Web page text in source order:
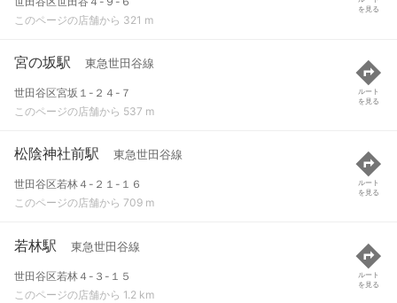
このページの店舗から 321 m
を見る
宮の坂駅 東急世田谷線
世田谷区宮坂１-２４-７
このページの店舗から 537 m
ルート
を見る
松陰神社前駅 東急世田谷線
世田谷区若林４-２１-１６
このページの店舗から 709 m
ルート
を見る
若林駅 東急世田谷線
世田谷区若林４-３-１５
このページの店舗から 1.2 km
ルート
を見る